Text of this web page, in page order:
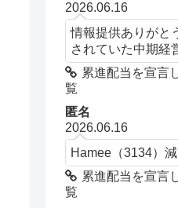
2026.06.16
情報提供ありがと
されていた中期経
累進配当を宣言
覧
匿名
2026.06.16
Hamee（3134）減
累進配当を宣言
覧